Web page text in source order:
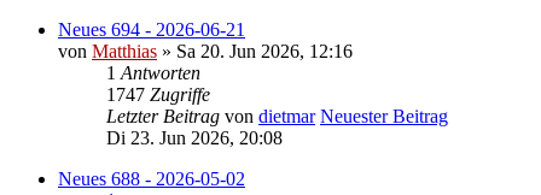
Neues 694 - 2026-06-21
von Matthias » Sa 20. Jun 2026, 12:16
1 Antworten
1747 Zugriffe
Letzter Beitrag von dietmar Neuester Beitrag
Di 23. Jun 2026, 20:08
Neues 688 - 2026-05-02